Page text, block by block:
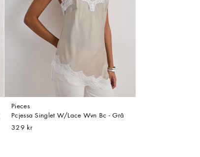
Pieces
Pcjessa Singlet W/Lace Wvn Bc - Grå
329 kr